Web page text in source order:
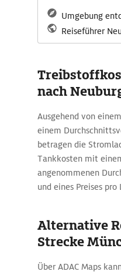
Umgebung
Reiseführer
nach
Ausgehend von
einem
betragen die
Tankkosten mit
angenommenen
und eines Preises
Alternative
Strecke
Über ADAC Maps